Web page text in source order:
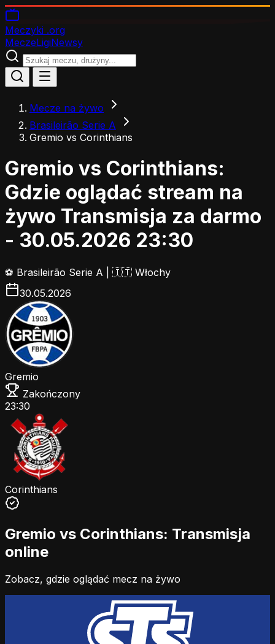
Meczyki .org
MeczeLigiNewsy
Mecze na żywo
Brasileirão Serie A
Gremio vs Corinthians
Gremio vs Corinthians:
Gdzie oglądać stream na
żywo Transmisja za darmo
- 30.05.2026 23:30
⚽ Brasileirão Serie A
🇮🇹 Włochy
30.05.2026
Gremio
Zakończony
23:30
Corinthians
Gremio vs Corinthians: Transmisja
online
Zobacz, gdzie oglądać mecz na żywo